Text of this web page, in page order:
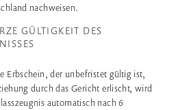
nachweisen.
GÜLTIGKEIT DES
Erbschein, der unbefristet gültig ist,
durch das Gericht erlischt, wird
automatisch nach 6